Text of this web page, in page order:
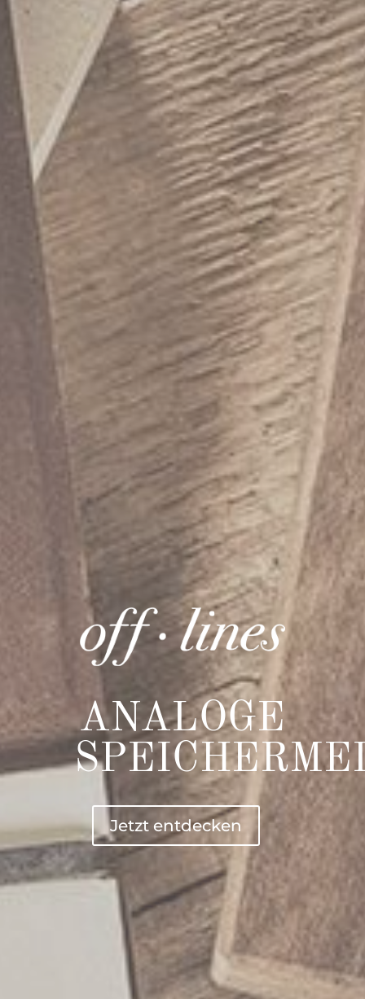
ANALOGE
Jetzt entdecken